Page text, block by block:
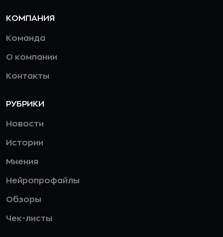
КОМПАНИЯ
Команда
О компании
Контакты
РУБРИКИ
Новости
Истории
Мнения
Нейропрофайлы
Обзоры
Чек-листы